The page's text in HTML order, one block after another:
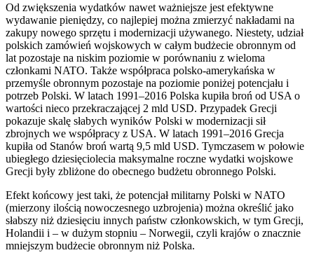
Od zwiększenia wydatków nawet ważniejsze jest efektywne
wydawanie pieniędzy, co najlepiej można zmierzyć nakładami na
zakupy nowego sprzętu i modernizacji używanego. Niestety, udział
polskich zamówień wojskowych w całym budżecie obronnym od
lat pozostaje na niskim poziomie w porównaniu z wieloma
członkami NATO. Także współpraca polsko-amerykańska w
przemyśle obronnym pozostaje na poziomie poniżej potencjału i
potrzeb Polski. W latach 1991–2016 Polska kupiła broń od USA o
wartości nieco przekraczającej 2 mld USD. Przypadek Grecji
pokazuje skalę słabych wyników Polski w modernizacji sił
zbrojnych we współpracy z USA. W latach 1991–2016 Grecja
kupiła od Stanów broń wartą 9,5 mld USD. Tymczasem w połowie
ubiegłego dziesięciolecia maksymalne roczne wydatki wojskowe
Grecji były zbliżone do obecnego budżetu obronnego Polski.
Efekt końcowy jest taki, że potencjał militarny Polski w NATO
(mierzony ilością nowoczesnego uzbrojenia) można określić jako
słabszy niż dziesięciu innych państw członkowskich, w tym Grecji,
Holandii i – w dużym stopniu – Norwegii, czyli krajów o znacznie
mniejszym budżecie obronnym niż Polska.